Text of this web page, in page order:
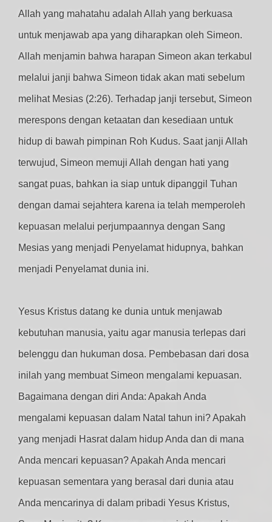
Allah yang mahatahu adalah Allah yang berkuasa
untuk menjawab apa yang diharapkan oleh Simeon.
Allah menjamin bahwa harapan Simeon akan terkabul
melalui janji bahwa Simeon tidak akan mati sebelum
melihat Mesias (2:26). Terhadap janji tersebut, Simeon
merespons dengan ketaatan dan kesediaan untuk
hidup di bawah pimpinan Roh Kudus. Saat janji Allah
terwujud, Simeon memuji Allah dengan hati yang
sangat puas, bahkan ia siap untuk dipanggil Tuhan
dengan damai sejahtera karena ia telah memperoleh
kepuasan melalui perjumpaannya dengan Sang
Mesias yang menjadi Penyelamat hidupnya, bahkan
menjadi Penyelamat dunia ini.
Yesus Kristus datang ke dunia untuk menjawab
kebutuhan manusia, yaitu agar manusia terlepas dari
belenggu dan hukuman dosa. Pembebasan dari dosa
inilah yang membuat Simeon mengalami kepuasan.
Bagaimana dengan diri Anda: Apakah Anda
mengalami kepuasan dalam Natal tahun ini? Apakah
yang menjadi Hasrat dalam hidup Anda dan di mana
Anda mencari kepuasan? Apakah Anda mencari
kepuasan sementara yang berasal dari dunia atau
Anda mencarinya di dalam pribadi Yesus Kristus,